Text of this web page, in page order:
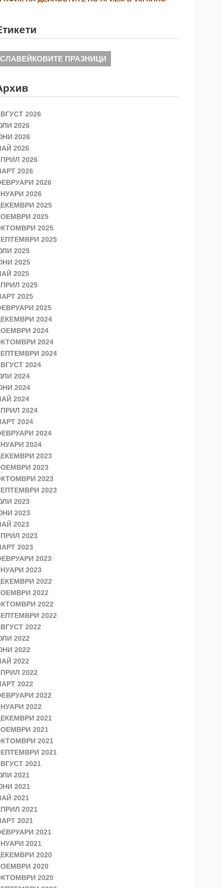
СЛАВЕЙКОВИТЕ ПРАЗНИЦИ
2026
2026
2026
2026
2026
2026
2026
2026
2025
2025
2025
2025
2025
2025
2025
2025
2025
2025
2024
2024
2024
2024
2024
2024
2024
2024
2024
2024
2024
2024
2023
2023
2023
2023
2023
2023
2023
2023
2023
2023
2023
2022
2022
2022
2022
2022
2022
2022
2022
2022
2022
2022
2022
2021
2021
2021
2021
2021
2021
2021
2021
2021
2021
2021
2021
2020
2020
2020